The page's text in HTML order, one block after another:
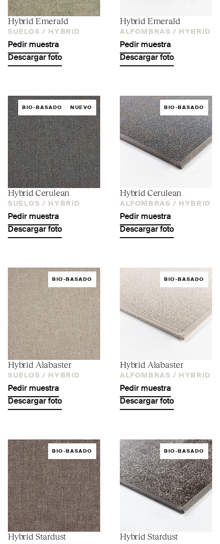
Hybrid Emerald
SUELOS / HYBRID
Pedir muestra
Descargar foto
Hybrid Emerald
ALFOMBRAS / HYBRID
Pedir muestra
Descargar foto
BIO-BASADO NUEVO
Hybrid Cerulean
SUELOS / HYBRID
Pedir muestra
Descargar foto
BIO-BASADO
Hybrid Cerulean
ALFOMBRAS / HYBRID
Pedir muestra
Descargar foto
BIO-BASADO
Hybrid Alabaster
SUELOS / HYBRID
Pedir muestra
Descargar foto
BIO-BASADO
Hybrid Alabaster
ALFOMBRAS / HYBRID
Pedir muestra
Descargar foto
BIO-BASADO
Hybrid Stardust
BIO-BASADO
Hybrid Stardust